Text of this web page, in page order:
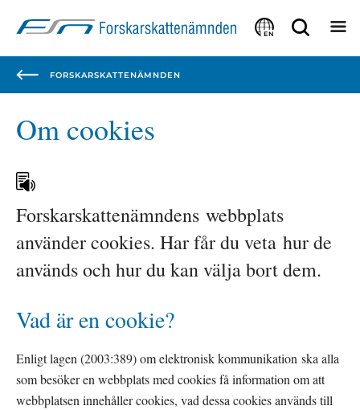
start
EN
FORSKARSKATTENÄMNDEN
Om cookies
Forskarskattenämndens webbplats
använder cookies. Har får du veta hur de
används och hur du kan välja bort dem.
Vad är en cookie?
Enligt lagen (2003:389) om elektronisk kommunikation ska alla
som besöker en webbplats med cookies få information om att
webbplatsen innehåller cookies, vad dessa cookies används till